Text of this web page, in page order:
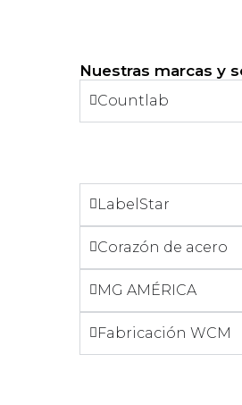
Nuestras marcas y
Countlab
LabelStar
Corazón de acero
MG AMÉRICA
Fabricación WCM